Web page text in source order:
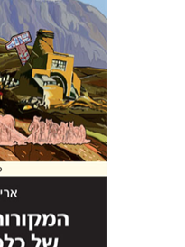
אריה קרמפף
הנחת